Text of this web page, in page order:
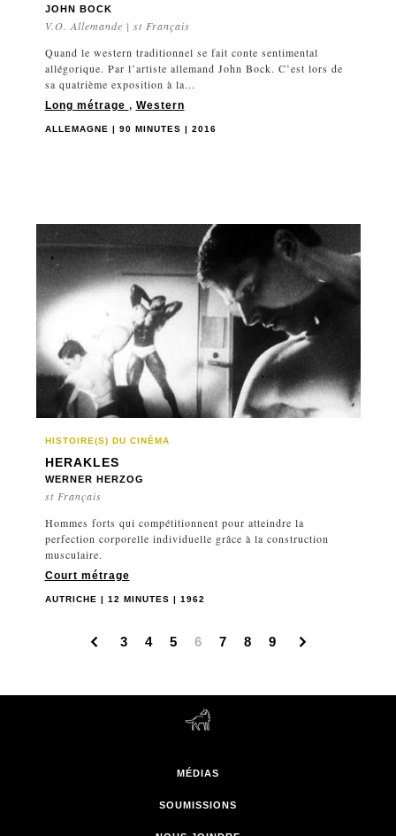
JOHN BOCK
V.O. Allemande | st Français
Quand le western traditionnel se fait conte sentimental
allégorique. Par l’artiste allemand John Bock. C’est lors de
sa quatrième exposition à la...
Long métrage , Western
ALLEMAGNE | 90 MINUTES | 2016
HISTOIRE(S) DU CINÉMA
HERAKLES
WERNER HERZOG
st Français
Hommes forts qui compétitionnent pour atteindre la
perfection corporelle individuelle grâce à la construction
musculaire.
Court métrage
AUTRICHE | 12 MINUTES | 1962
3 4 5 6 7 8 9
MÉDIAS
SOUMISSIONS